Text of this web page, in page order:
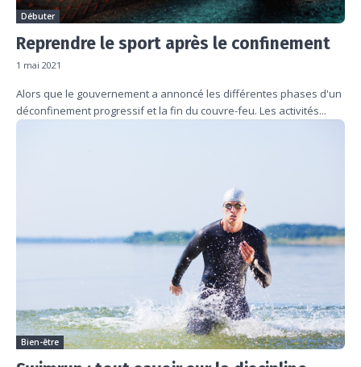
Débuter
Reprendre le sport après le confinement
1 mai 2021
Alors que le gouvernement a annoncé les différentes phases d'un
déconfinement progressif et la fin du couvre-feu. Les activités...
Bien-être